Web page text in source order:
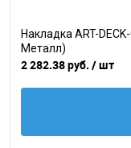
Накладка ART-
Металл)
2 282.38 руб. / шт